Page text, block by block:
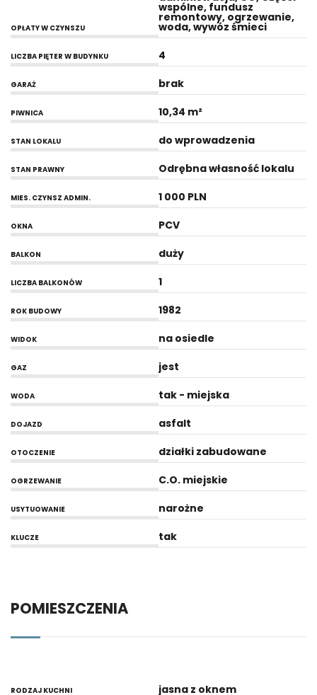
OPŁATY W CZYNSZU
wspólne, fundusz
remontowy, ogrzewanie,
woda, wywóz śmieci
LICZBA PIĘTER W BUDYNKU 4
GARAŻ brak
PIWNICA 10,34 m²
STAN LOKALU do wprowadzenia
STAN PRAWNY Odrębna własność lokalu
MIES. CZYNSZ ADMIN. 1 000 PLN
OKNA PCV
BALKON duży
LICZBA BALKONÓW 1
ROK BUDOWY 1982
WIDOK na osiedle
GAZ jest
WODA tak - miejska
DOJAZD asfalt
OTOCZENIE działki zabudowane
OGRZEWANIE C.O. miejskie
USYTUOWANIE narożne
KLUCZE tak
POMIESZCZENIA
RODZAJ KUCHNI jasna z oknem